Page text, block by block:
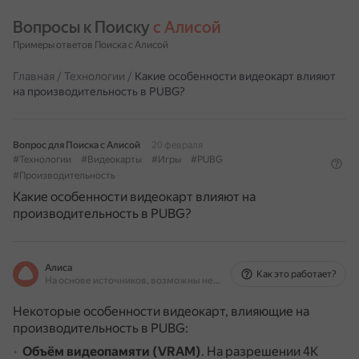
Вопросы к Поиску с Алисой
Примеры ответов Поиска с Алисой
Главная / Технологии / Какие особенности видеокарт влияют
на производительность в PUBG?
Вопрос для Поиска с Алисой
20 февраля
#Технологии
#Видеокарты #Игры
#PUBG
#Производительность
Какие особенности видеокарт влияют на
производительность в PUBG?
Алиса
На основе источников, возможны неточности
Как это работает?
Некоторые особенности видеокарт, влияющие на
производительность в PUBG:
Объём видеопамяти (VRAM). На разрешении 4K